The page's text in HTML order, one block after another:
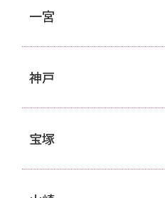
一宮
神戸
宝塚